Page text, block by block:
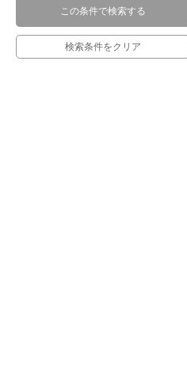
この条件で検索する
検索条件をクリア